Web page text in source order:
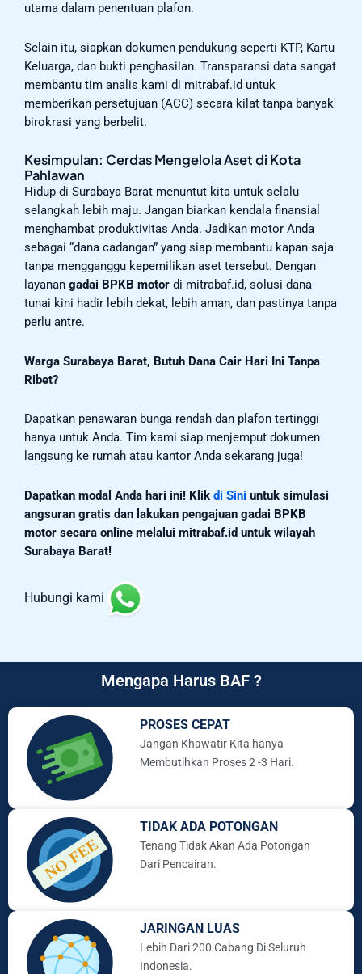
utama dalam penentuan plafon.
Selain itu, siapkan dokumen pendukung seperti KTP, Kartu
Keluarga, dan bukti penghasilan. Transparansi data sangat
membantu tim analis kami di mitrabaf.id untuk
memberikan persetujuan (ACC) secara kilat tanpa banyak
birokrasi yang berbelit.
Kesimpulan: Cerdas Mengelola Aset di Kota
Pahlawan
Hidup di Surabaya Barat menuntut kita untuk selalu
selangkah lebih maju. Jangan biarkan kendala finansial
menghambat produktivitas Anda. Jadikan motor Anda
sebagai “dana cadangan” yang siap membantu kapan saja
tanpa mengganggu kepemilikan aset tersebut. Dengan
layanan gadai BPKB motor di mitrabaf.id, solusi dana
tunai kini hadir lebih dekat, lebih aman, dan pastinya tanpa
perlu antre.
Warga Surabaya Barat, Butuh Dana Cair Hari Ini Tanpa
Ribet?
Dapatkan penawaran bunga rendah dan plafon tertinggi
hanya untuk Anda. Tim kami siap menjemput dokumen
langsung ke rumah atau kantor Anda sekarang juga!
Dapatkan modal Anda hari ini! Klik di Sini untuk simulasi
angsuran gratis dan lakukan pengajuan gadai BPKB
motor secara online melalui mitrabaf.id untuk wilayah
Surabaya Barat!
Hubungi kami
Mengapa Harus BAF ?
PROSES CEPAT
Jangan Khawatir Kita hanya
Membutihkan Proses 2 -3 Hari.
TIDAK ADA POTONGAN
Tenang Tidak Akan Ada Potongan
Dari Pencairan.
JARINGAN LUAS
Lebih Dari 200 Cabang Di Seluruh
Indonesia.